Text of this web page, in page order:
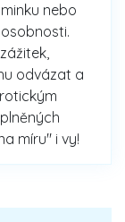
nebo
odvázat a
míru" i vy!